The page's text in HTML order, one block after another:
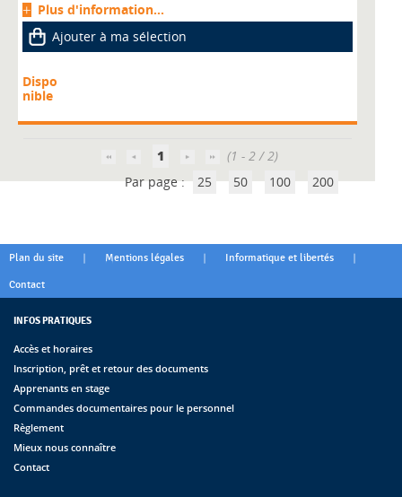
Plus d'information...
Ajouter à ma sélection
Dispo
nible
1
(1 - 2 / 2)
Par page : 25 50 100 200
Plan du site | Mentions légales | Informatique et libertés |
Contact
INFOS PRATIQUES
Accès et horaires
Inscription, prêt et retour des documents
Apprenants en stage
Commandes documentaires pour le personnel
Règlement
Mieux nous connaître
Contact